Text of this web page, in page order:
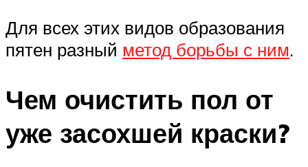
Для всех этих видов образования
пятен разный метод борьбы с ним.
Чем очистить пол от
уже засохшей краски?